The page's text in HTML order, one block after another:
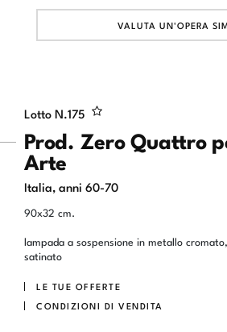
Lotto N.175
Prod. Zero Quattro
Arte
Italia, anni 60-70
90x32 cm.
lampada a sospensione in metallo
satinato
LE TUE OFFERTE
CONDIZIONI DI VENDITA
VALUTA UN'OPERA